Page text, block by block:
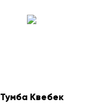
Тумба Квебек